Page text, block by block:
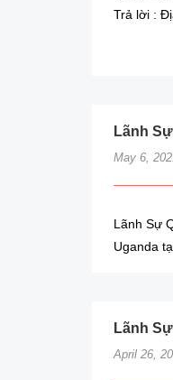
Trả lời :
Lãnh
May 6,
Lãnh Sự
Uganda
Lãnh
April 26,